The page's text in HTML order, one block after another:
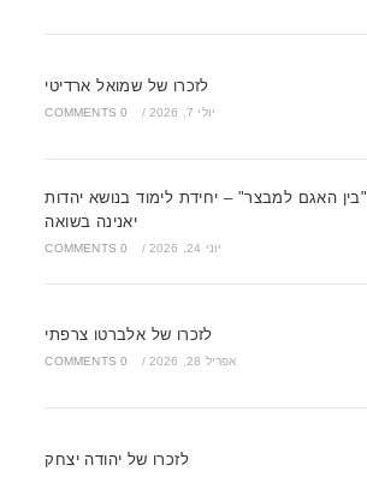
לזכרו של שמואל ארדיטי
יולי 7, 2026 /
0 COMMENTS
"בין האגם למבצר" – יחידת לימוד בנושא יהדות
יאנינה בשואה
יוני 24, 2026 /
0 COMMENTS
לזכרו של אלברטו צרפתי
אפריל 28, 2026 /
0 COMMENTS
לזכרו של יהודה יצחק